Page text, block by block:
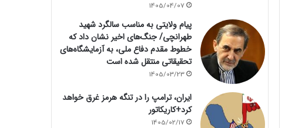
1405/04/07
پیام ولایتی به مناسب سالگرد شهید
طهرانچی/ جنگ‌های اخیر نشان داد که
خطوط مقدم دفاع ملی، به آزمایشگاه‌های
تحقیقاتی منتقل شده است
1405/03/23
ایران، ترامپ را در تنگه هرمز غرق خواهد
کرد+کاریکاتور
1405/02/17